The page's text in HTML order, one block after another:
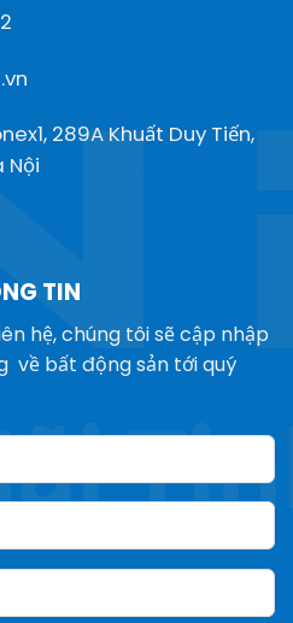
289A Khuất Duy Tiến,
Nội
TIN
hệ, chúng tôi sẽ cập nhập
về bất động sản tới quý